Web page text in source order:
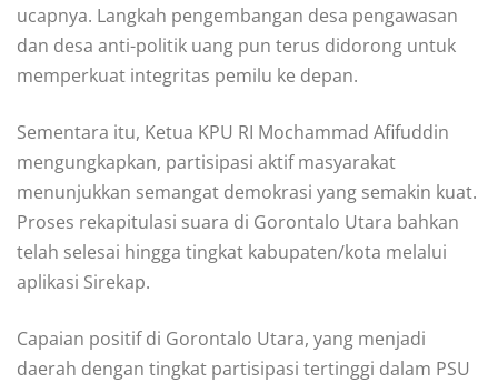
ucapnya. Langkah pengembangan desa pengawasan
dan desa anti-politik uang pun terus didorong untuk
memperkuat integritas pemilu ke depan.
Sementara itu, Ketua KPU RI Mochammad Afifuddin
mengungkapkan, partisipasi aktif masyarakat
menunjukkan semangat demokrasi yang semakin kuat.
Proses rekapitulasi suara di Gorontalo Utara bahkan
telah selesai hingga tingkat kabupaten/kota melalui
aplikasi Sirekap.
Capaian positif di Gorontalo Utara, yang menjadi
daerah dengan tingkat partisipasi tertinggi dalam PSU